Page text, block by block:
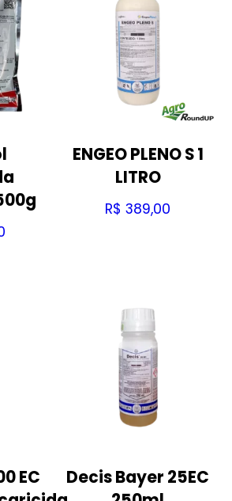
ENGEO PLENO S 1
LITRO
R$ 389,00
EC
Decis Bayer 25EC